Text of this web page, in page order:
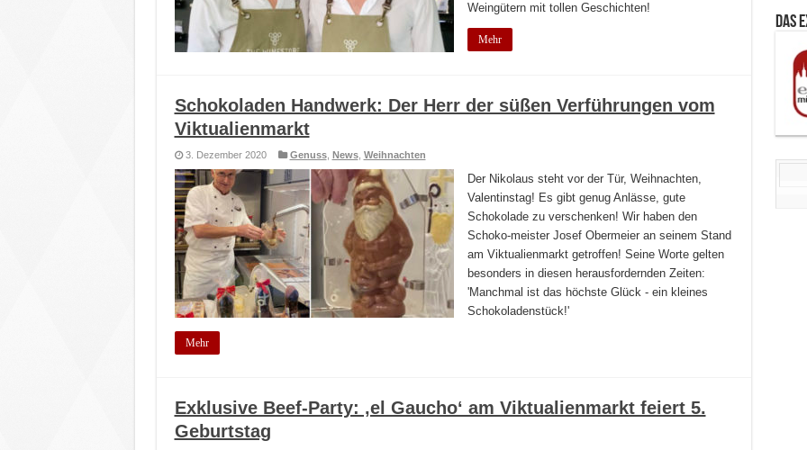
Weingütern mit tollen Geschichten!
Mehr
Schokoladen Handwerk: Der Herr der süßen Verführungen vom
Viktualienmarkt
3. Dezember 2020 Genuss, News, Weihnachten
Der Nikolaus steht vor der Tür, Weihnachten,
Valentinstag! Es gibt genug Anlässe, gute
Schokolade zu verschenken! Wir haben den
Schoko-meister Josef Obermeier an seinem Stand
am Viktualienmarkt getroffen! Seine Worte gelten
besonders in diesen herausfordernden Zeiten:
'Manchmal ist das höchste Glück - ein kleines
Schokoladenstück!'
Mehr
Exklusive Beef-Party: ‚el Gaucho‘ am Viktualienmarkt feiert 5.
Geburtstag
Das